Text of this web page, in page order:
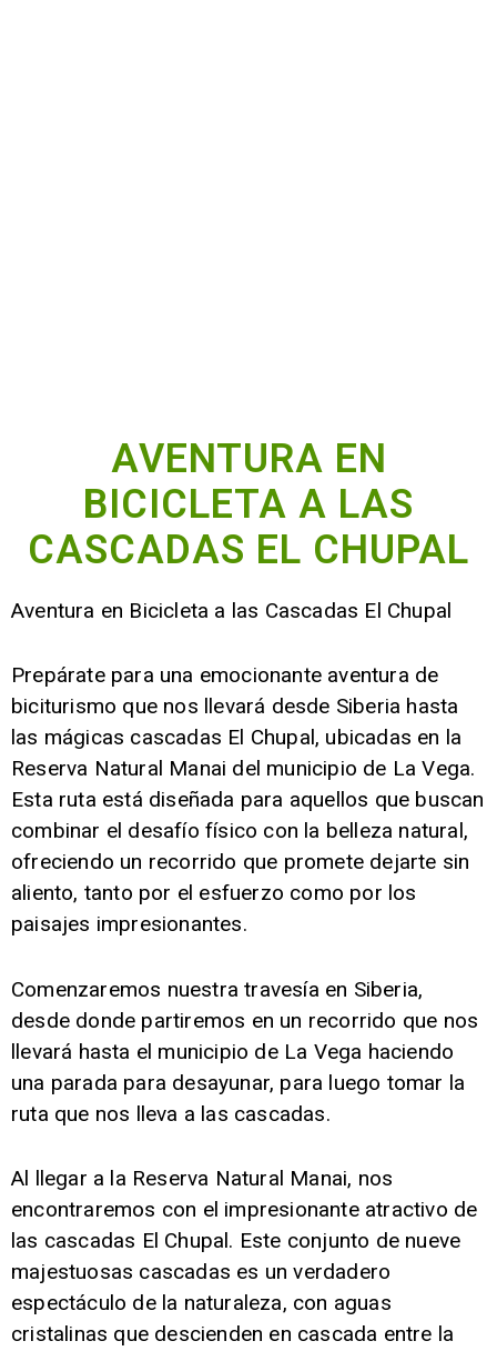
AVENTURA EN
BICICLETA A LAS
CASCADAS EL CHUPAL
Aventura en Bicicleta a las Cascadas El Chupal
Prepárate para una emocionante aventura de
biciturismo que nos llevará desde Siberia hasta
las mágicas cascadas El Chupal, ubicadas en la
Reserva Natural Manai del municipio de La Vega.
Esta ruta está diseñada para aquellos que buscan
combinar el desafío físico con la belleza natural,
ofreciendo un recorrido que promete dejarte sin
aliento, tanto por el esfuerzo como por los
paisajes impresionantes.
Comenzaremos nuestra travesía en Siberia,
desde donde partiremos en un recorrido que nos
llevará hasta el municipio de La Vega haciendo
una parada para desayunar, para luego tomar la
ruta que nos lleva a las cascadas.
Al llegar a la Reserva Natural Manai, nos
encontraremos con el impresionante atractivo de
las cascadas El Chupal. Este conjunto de nueve
majestuosas cascadas es un verdadero
espectáculo de la naturaleza, con aguas
cristalinas que descienden en cascada entre la